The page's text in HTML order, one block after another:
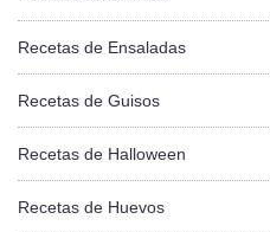
Recetas de Ensaladas
Recetas de Guisos
Recetas de Halloween
Recetas de Huevos